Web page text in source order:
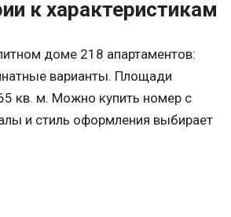
к характеристикам
доме 218 апартаментов:
варианты. Площади
кв. м. Можно купить номер с
и стиль оформления выбирает